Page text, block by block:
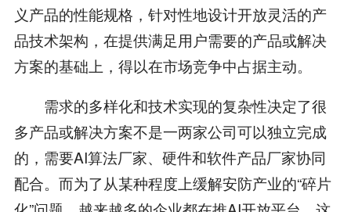
义产品的性能规格，针对性地设计开放灵活的产
品技术架构，在提供满足用户需要的产品或解决
方案的基础上，得以在市场竞争中占据主动。
需求的多样化和技术实现的复杂性决定了很
多产品或解决方案不是一两家公司可以独立完成
的，需要AI算法厂家、硬件和软件产品厂家协同
配合。而为了从某种程度上缓解安防产业的“碎片